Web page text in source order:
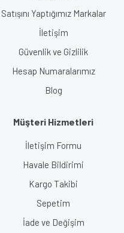
Satışını Yaptığımız Markalar
İletişim
Güvenlik ve Gizlilik
Hesap Numaralarımız
Blog
Müşteri Hizmetleri
İletişim Formu
Havale Bildirimi
Kargo Takibi
Sepetim
İade ve Değişim